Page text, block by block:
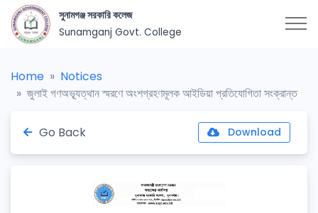
সুনামগঞ্জ সরকারি কলেজ
Sunamganj Govt. College
Home
Notices
জুলাই গণঅভ্যূত্থান স্মরণে অংশগ্রহণমূলক আইডিয়া প্রতিযোগিতা সংক্রান্ত
Go Back Download